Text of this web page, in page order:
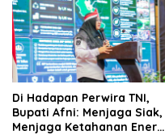
Di Hadapan Perwira TNI,
Bupati Afni: Menjaga Siak,
Menjaga Ketahanan Energi